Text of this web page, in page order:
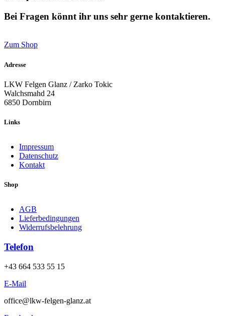
Bei Fragen könnt ihr uns sehr gerne kontaktieren.
Zum Shop
Adresse
LKW Felgen Glanz / Zarko Tokic
Walchsmahd 24
6850 Dornbirn
Links
Impressum
Datenschutz
Kontakt
Shop
AGB
Lieferbedingungen
Widerrufsbelehrung
Telefon
+43 664 533 55 15
E-Mail
office@lkw-felgen-glanz.at